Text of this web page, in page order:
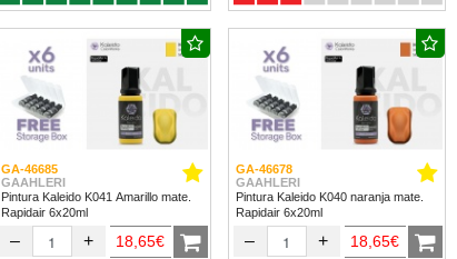
GA-46685
GAAHLERI
Pintura Kaleido K041 Amarillo mate.
Rapidair 6x20ml
– + 18,65€
GA-46678
GAAHLERI
Pintura Kaleido K040 naranja mate.
Rapidair 6x20ml
– + 18,65€